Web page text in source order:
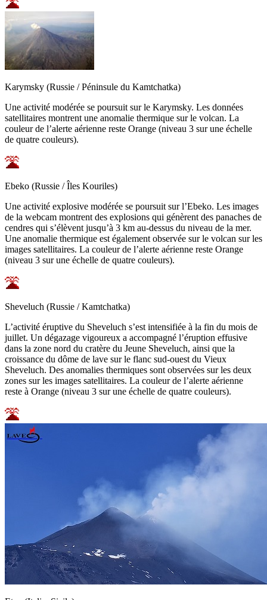
Karymsky (Russie / Péninsule du Kamtchatka)
Une activité modérée se poursuit sur le Karymsky. Les données
satellitaires montrent une anomalie thermique sur le volcan. La
couleur de l’alerte aérienne reste Orange (niveau 3 sur une échelle
de quatre couleurs).
Ebeko (Russie / Îles Kouriles)
Une activité explosive modérée se poursuit sur l’Ebeko. Les images
de la webcam montrent des explosions qui génèrent des panaches de
cendres qui s’élèvent jusqu’à 3 km au-dessus du niveau de la mer.
Une anomalie thermique est également observée sur le volcan sur les
images satellitaires. La couleur de l’alerte aérienne reste Orange
(niveau 3 sur une échelle de quatre couleurs).
Sheveluch (Russie / Kamtchatka)
L’activité éruptive du Sheveluch s’est intensifiée à la fin du mois de
juillet. Un dégazage vigoureux a accompagné l’éruption effusive
dans la zone nord du cratère du Jeune Sheveluch, ainsi que la
croissance du dôme de lave sur le flanc sud-ouest du Vieux
Sheveluch. Des anomalies thermiques sont observées sur les deux
zones sur les images satellitaires. La couleur de l’alerte aérienne
reste à Orange (niveau 3 sur une échelle de quatre couleurs).